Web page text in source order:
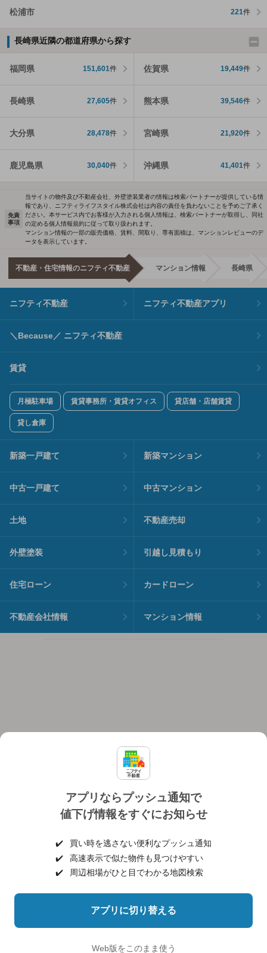
松浦市 221件
長崎県近隣の都道府県から探す
福岡県 151,601件 佐賀県 19,449件
長崎県 27,605件 熊本県 39,546件
大分県 28,478件 宮崎県 21,920件
鹿児島県 30,040件 沖縄県 41,401件
アプリならプッシュ通知で
値下げ情報をすぐにお知らせ
✔️
買い時を逃さない便利なプッシュ通知
✔️
高速表示で似た物件も見つけやすい
✔️
周辺相場がひと目でわかる地図検索
アプリに切り替える
Web版をこのまま使う
免責
事項
当サイトの物件及び不動産会社、外壁塗装業者の情報は検索パートナーが提供している情
報であり、ニフティライフスタイル株式会社は内容の責任を負わないことを予めご了承く
ださい。本サービス内でお客様が入力される個人情報は、検索パートナーが取得し、同社
の定める個人情報規約に従って取り扱われます。
マンション情報の一部の販売価格、賃料、間取り、専有面積は、マンションレビューのデ
ータを表示しています。
不動産・住宅情報のニフティ不動産 マンション情報 長崎県
ニフティ不動産 ニフティ不動産アプリ
＼Because／ ニフティ不動産
賃貸
月極駐車場 賃貸事務所・賃貸オフィス 貸店舗・店舗賃貸
貸し倉庫
新築一戸建て 新築マンション
中古一戸建て 中古マンション
土地 不動産売却
外壁塗装 引越し見積もり
住宅ローン カードローン
不動産会社情報 マンション情報
個人情報保護ポリシー 利用規約
ヘルプ・お問い合わせ 採用情報
©NIFTY Lifestyle Co., Ltd.